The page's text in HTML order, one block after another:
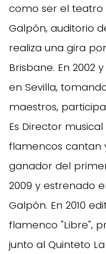
como ser el teatro
Galpón, auditorio
realiza una gira
Brisbane. En 2002
en Sevilla,
maestros,
Es Director
flamencos cantan
ganador del
2009 y estrenado
Galpón. En 2010
flamenco "Libre",
junto al Quinteto